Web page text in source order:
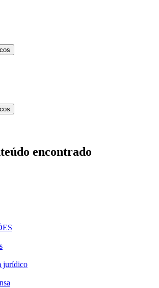
encontrado
jurídico